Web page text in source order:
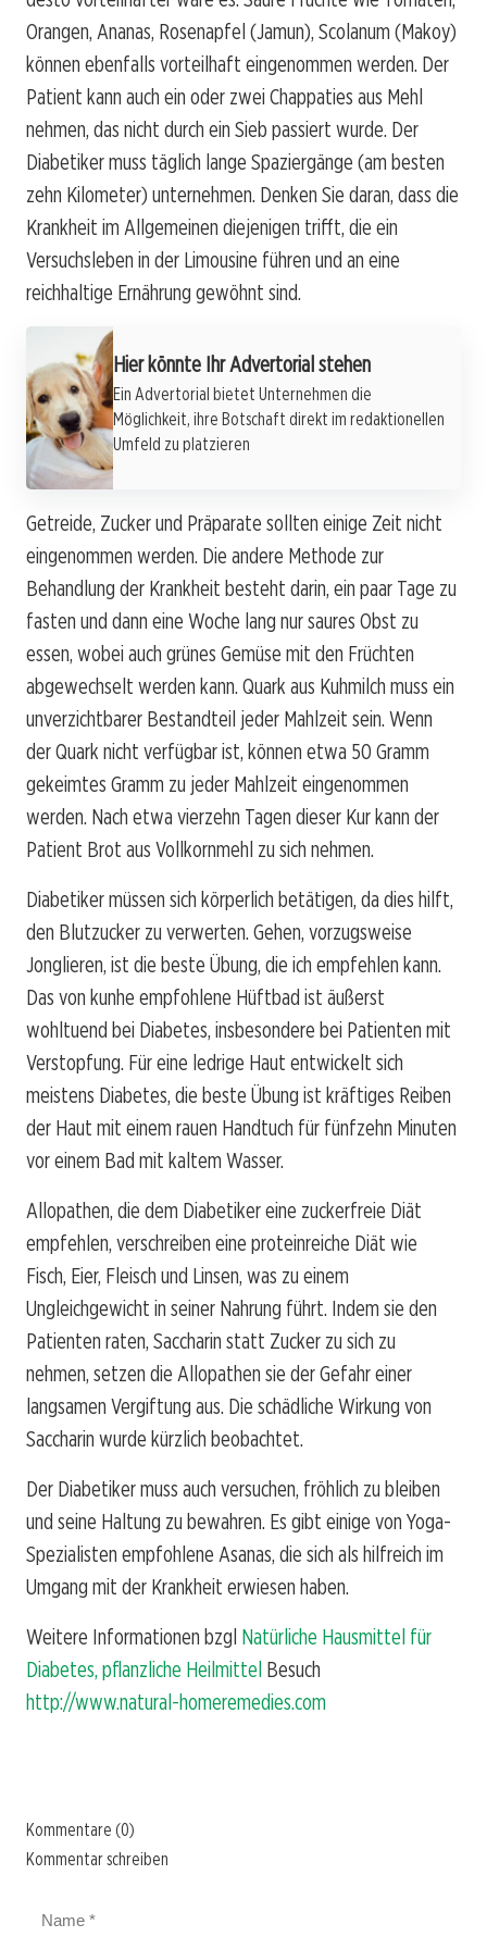
Orangen, Ananas, Rosenapfel (Jamun), Scolanum (Makoy)
können ebenfalls vorteilhaft eingenommen werden. Der
Patient kann auch ein oder zwei Chappaties aus Mehl
nehmen, das nicht durch ein Sieb passiert wurde. Der
Diabetiker muss täglich lange Spaziergänge (am besten
zehn Kilometer) unternehmen. Denken Sie daran, dass die
Krankheit im Allgemeinen diejenigen trifft, die ein
Versuchsleben in der Limousine führen und an eine
reichhaltige Ernährung gewöhnt sind.
Hier könnte Ihr Advertorial stehen
Ein Advertorial bietet Unternehmen die
Möglichkeit, ihre Botschaft direkt im redaktionellen
Umfeld zu platzieren
Getreide, Zucker und Präparate sollten einige Zeit nicht
eingenommen werden. Die andere Methode zur
Behandlung der Krankheit besteht darin, ein paar Tage zu
fasten und dann eine Woche lang nur saures Obst zu
essen, wobei auch grünes Gemüse mit den Früchten
abgewechselt werden kann. Quark aus Kuhmilch muss ein
unverzichtbarer Bestandteil jeder Mahlzeit sein. Wenn
der Quark nicht verfügbar ist, können etwa 50 Gramm
gekeimtes Gramm zu jeder Mahlzeit eingenommen
werden. Nach etwa vierzehn Tagen dieser Kur kann der
Patient Brot aus Vollkornmehl zu sich nehmen.
Diabetiker müssen sich körperlich betätigen, da dies hilft,
den Blutzucker zu verwerten. Gehen, vorzugsweise
Jonglieren, ist die beste Übung, die ich empfehlen kann.
Das von kunhe empfohlene Hüftbad ist äußerst
wohltuend bei Diabetes, insbesondere bei Patienten mit
Verstopfung. Für eine ledrige Haut entwickelt sich
meistens Diabetes, die beste Übung ist kräftiges Reiben
der Haut mit einem rauen Handtuch für fünfzehn Minuten
vor einem Bad mit kaltem Wasser.
Allopathen, die dem Diabetiker eine zuckerfreie Diät
empfehlen, verschreiben eine proteinreiche Diät wie
Fisch, Eier, Fleisch und Linsen, was zu einem
Ungleichgewicht in seiner Nahrung führt. Indem sie den
Patienten raten, Saccharin statt Zucker zu sich zu
nehmen, setzen die Allopathen sie der Gefahr einer
langsamen Vergiftung aus. Die schädliche Wirkung von
Saccharin wurde kürzlich beobachtet.
Der Diabetiker muss auch versuchen, fröhlich zu bleiben
und seine Haltung zu bewahren. Es gibt einige von Yoga-
Spezialisten empfohlene Asanas, die sich als hilfreich im
Umgang mit der Krankheit erwiesen haben.
Weitere Informationen bzgl Natürliche Hausmittel für
Diabetes, pflanzliche Heilmittel Besuch
http://www.natural-homeremedies.com
Kommentare (0)
Kommentar schreiben